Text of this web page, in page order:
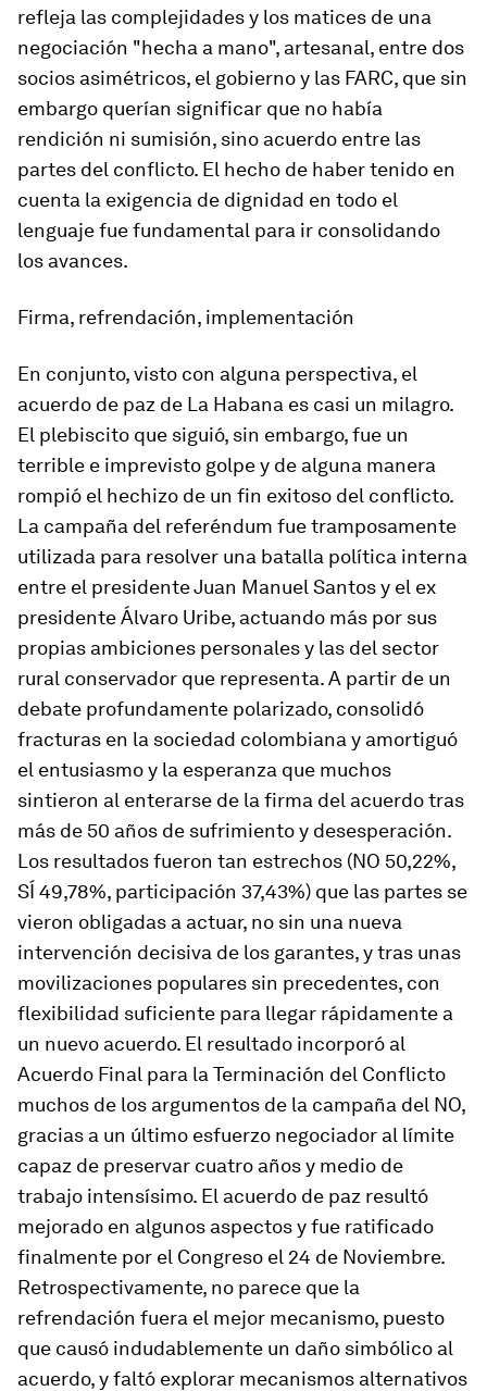
refleja las complejidades y los matices de una
negociación "hecha a mano", artesanal, entre dos
socios asimétricos, el gobierno y las FARC, que sin
embargo querían significar que no había
rendición ni sumisión, sino acuerdo entre las
partes del conflicto. El hecho de haber tenido en
cuenta la exigencia de dignidad en todo el
lenguaje fue fundamental para ir consolidando
los avances.
Firma, refrendación, implementación
En conjunto, visto con alguna perspectiva, el
acuerdo de paz de La Habana es casi un milagro.
El plebiscito que siguió, sin embargo, fue un
terrible e imprevisto golpe y de alguna manera
rompió el hechizo de un fin exitoso del conflicto.
La campaña del referéndum fue tramposamente
utilizada para resolver una batalla política interna
entre el presidente Juan Manuel Santos y el ex
presidente Álvaro Uribe, actuando más por sus
propias ambiciones personales y las del sector
rural conservador que representa. A partir de un
debate profundamente polarizado, consolidó
fracturas en la sociedad colombiana y amortiguó
el entusiasmo y la esperanza que muchos
sintieron al enterarse de la firma del acuerdo tras
más de 50 años de sufrimiento y desesperación.
Los resultados fueron tan estrechos (NO 50,22%,
SÍ 49,78%, participación 37,43%) que las partes se
vieron obligadas a actuar, no sin una nueva
intervención decisiva de los garantes, y tras unas
movilizaciones populares sin precedentes, con
flexibilidad suficiente para llegar rápidamente a
un nuevo acuerdo. El resultado incorporó al
Acuerdo Final para la Terminación del Conflicto
muchos de los argumentos de la campaña del NO,
gracias a un último esfuerzo negociador al límite
capaz de preservar cuatro años y medio de
trabajo intensísimo. El acuerdo de paz resultó
mejorado en algunos aspectos y fue ratificado
finalmente por el Congreso el 24 de Noviembre.
Retrospectivamente, no parece que la
refrendación fuera el mejor mecanismo, puesto
que causó indudablemente un daño simbólico al
acuerdo, y faltó explorar mecanismos alternativos